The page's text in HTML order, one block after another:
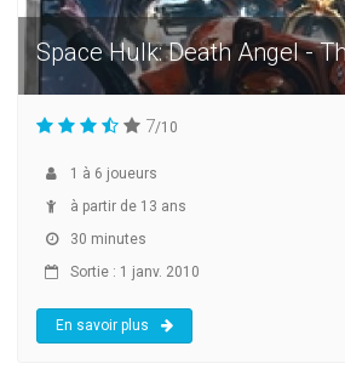
Space Hulk: Death Angel -
7/10
1 à 6 joueurs
à partir de 13 ans
30 minutes
Sortie : 1 janv. 2010
En savoir plus